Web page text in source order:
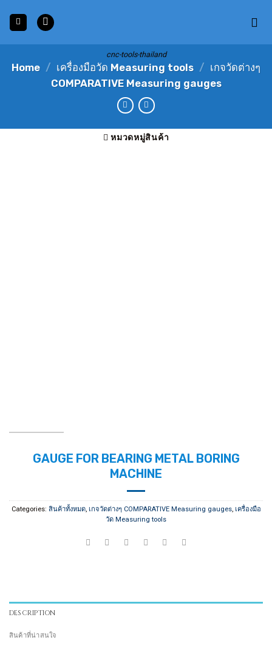
content
cnc-tools-thailand
Home / เครื่องมือวัด Measuring tools / เกจวัดต่างๆ
COMPARATIVE Measuring gauges
หมวดหมู่สินค้า
GAUGE FOR BEARING METAL BORING
MACHINE
Categories: สินค้าทั้งหมด, เกจวัดต่างๆ COMPARATIVE Measuring gauges, เครื่องมือ
วัด Measuring tools
DESCRIPTION
สินค้าที่น่าสนใจ